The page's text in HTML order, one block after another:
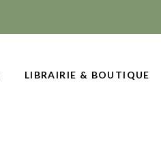
LIBRAIRIE & BOUTIQUE